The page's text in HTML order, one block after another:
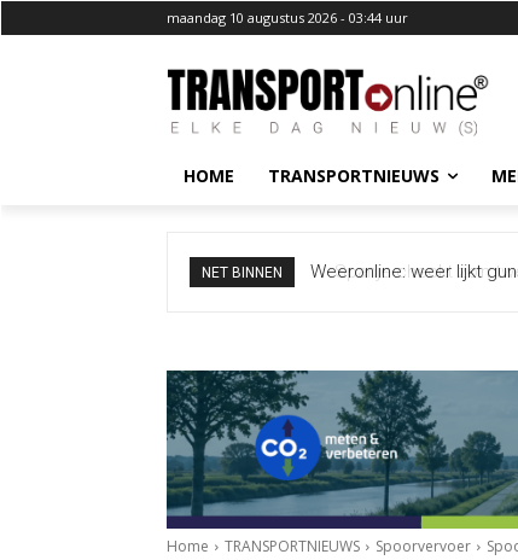
maandag 10 augustus 2026 - 03:44 uur
HOME TRANSPORTNIEUWS
NET BINNEN Spanje checkt zo’n
Home TRANSPORTNIEUWS Spoorvervoer